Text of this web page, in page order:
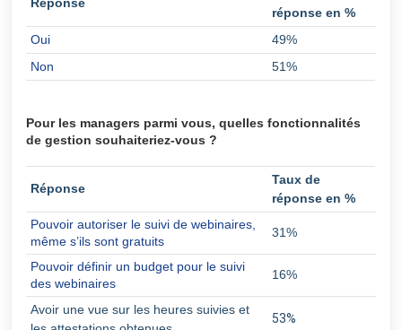
réponse en %
Oui
49%
Non
51%
Pour les managers parmi vous, quelles fonctionnalités
de gestion souhaiteriez-vous ?
Réponse
Taux de
réponse en %
Pouvoir autoriser le suivi de webinaires,
même s’ils sont gratuits
31%
Pouvoir définir un budget pour le suivi
des webinaires
16%
Avoir une vue sur les heures suivies et
53%